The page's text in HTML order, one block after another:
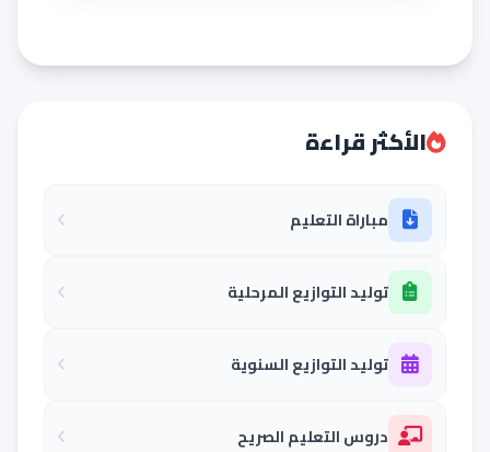
الأكثر قراءة
مباراة التعليم
توليد التوازيع المرحلية
توليد التوازيع السنوية
دروس التعليم الصريح